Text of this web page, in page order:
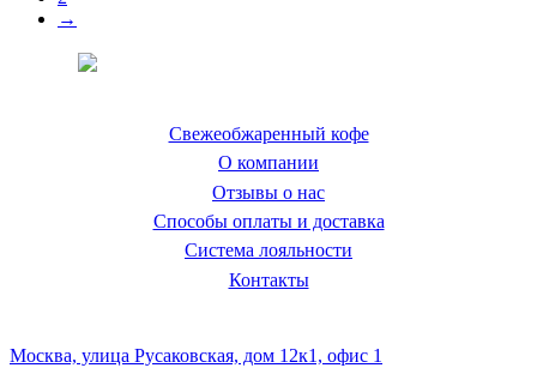
→
Свежеобжаренный кофе
О компании
Отзывы о нас
Способы оплаты и доставка
Система лояльности
Контакты
Москва, улица Русаковская, дом 12к1, офис 1